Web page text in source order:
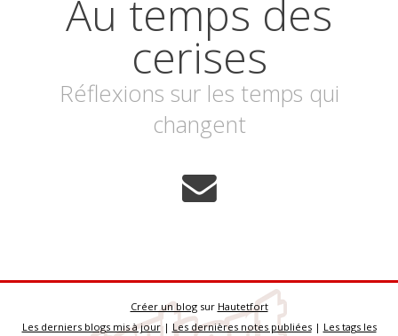
Au temps des
cerises
Réflexions sur les temps qui
changent
Créer un blogsur Hautetfort
Les derniers blogs mis à jour| Les dernières notes publiées| Les tags les